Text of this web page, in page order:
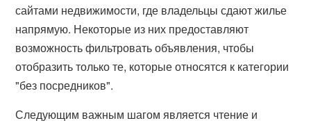
сайтами недвижимости, где владельцы сдают жилье
напрямую. Некоторые из них предоставляют
возможность фильтровать объявления, чтобы
отобразить только те, которые относятся к категории
"без посредников".
Следующим важным шагом является чтение и